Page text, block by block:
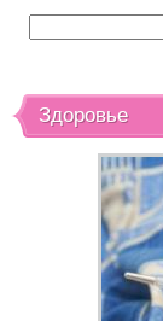
Здоровье